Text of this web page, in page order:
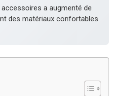
a augmenté de
des matériaux confortables